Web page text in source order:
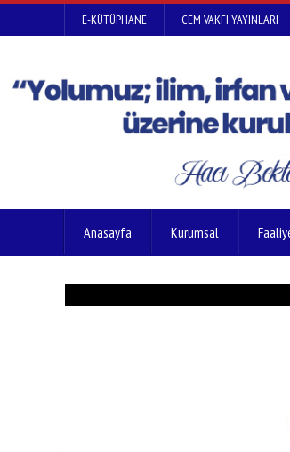
E-KÜTÜPHANE CEM VAKFI YAYINLARI
Anasayfa Kurumsal